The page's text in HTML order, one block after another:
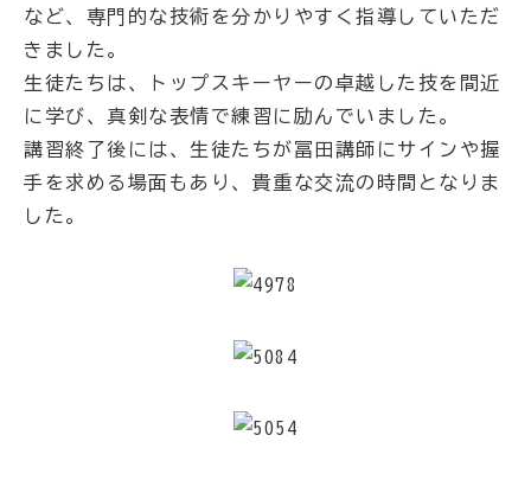
など、専門的な技術を分かりやすく指導していただ
きました。
生徒たちは、トップスキーヤーの卓越した技を間近
に学び、真剣な表情で練習に励んでいました。
講習終了後には、生徒たちが冨田講師にサインや握
手を求める場面もあり、貴重な交流の時間となりま
した。